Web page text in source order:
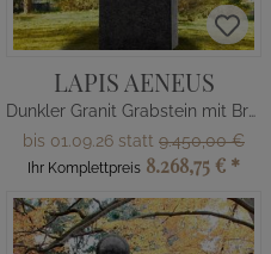
LAPIS AENEUS
Dunkler Granit Grabstein mit Bronze Ornament / Floral - Doppelgrab
bis 01.09.26 statt 9.450,00 €
Ihr Komplettpreis 8.268,75 € *